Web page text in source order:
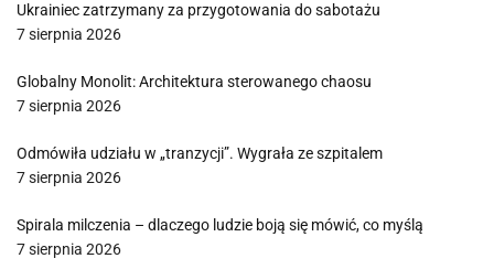
Ukrainiec zatrzymany za przygotowania do sabotażu
7 sierpnia 2026
Globalny Monolit: Architektura sterowanego chaosu
7 sierpnia 2026
Odmówiła udziału w „tranzycji”. Wygrała ze szpitalem
7 sierpnia 2026
Spirala milczenia – dlaczego ludzie boją się mówić, co myślą
7 sierpnia 2026